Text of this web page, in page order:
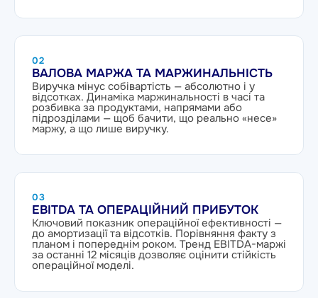
02
ВАЛОВА МАРЖА ТА МАРЖИНАЛЬНІСТЬ
Виручка мінус собівартість — абсолютно і у
відсотках. Динаміка маржинальності в часі та
розбивка за продуктами, напрямами або
підрозділами — щоб бачити, що реально «несе»
маржу, а що лише виручку.
03
EBITDA ТА ОПЕРАЦІЙНИЙ ПРИБУТОК
Ключовий показник операційної ефективності —
до амортизації та відсотків. Порівняння факту з
планом і попереднім роком. Тренд EBITDA-маржі
за останні 12 місяців дозволяє оцінити стійкість
операційної моделі.